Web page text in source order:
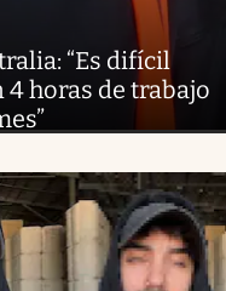
“Es difícil
horas de trabajo